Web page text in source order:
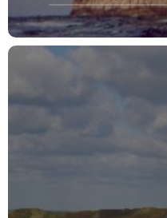
VIEW MORE
l’île Tomé